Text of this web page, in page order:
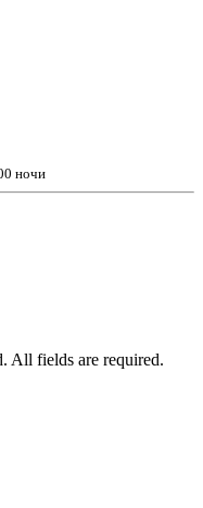
ночи
All fields are required.